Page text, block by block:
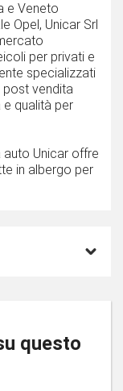
e Veneto
Opel, Unicar Srl
per privati e
specializzati
post vendita
qualità per
auto Unicar offre
in albergo per
questo